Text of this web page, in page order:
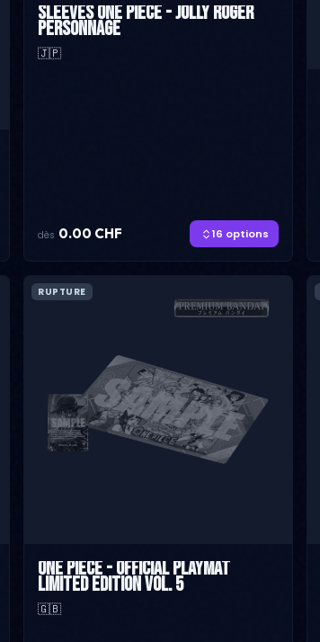
Sleeves One Piece - Jolly Roger
Personnage
🇯🇵
dès 0.00 CHF 16 options
RUPTURE
One Piece - Official Playmat
Limited Edition Vol. 5
🇬🇧